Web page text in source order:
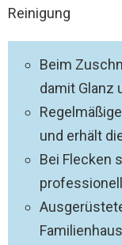
Reinigung
Beim
damit Glanz
und erhält
Bei Flecken